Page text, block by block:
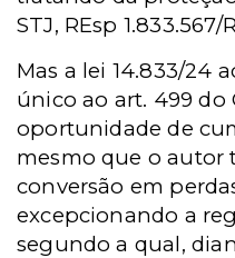
STJ, REsp 1.833.567/
Mas a lei 14.833/24
único ao art. 499 do
oportunidade de
mesmo que o autor
conversão em
excepcionando a
segundo a qual,